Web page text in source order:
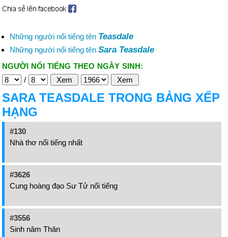
Những người nổi tiếng tên Teasdale
Những người nổi tiếng tên Sara Teasdale
NGƯỜI NỔI TIẾNG THEO NGÀY SINH:
/
SARA TEASDALE TRONG BẢNG XẾP
HẠNG
#130
Nhà thơ nổi tiếng nhất
#3626
Cung hoàng đạo Sư Tử nổi tiếng
#3556
Sinh năm Thân